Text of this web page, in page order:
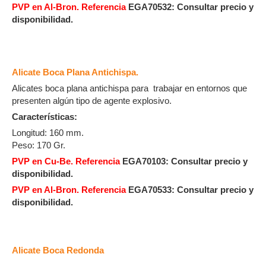
PVP en Al-Bron. ReferenciaEGA70532: Consultar precio y
disponibilidad.
Alicate Boca Plana Antichispa.
Alicates boca plana antichispa para trabajar en entornos que
presenten algún tipo de agente explosivo.
Características:
Longitud: 160 mm.
Peso: 170 Gr.
PVP en Cu-Be. ReferenciaEGA70103: Consultar precio y
disponibilidad.
PVP en Al-Bron. ReferenciaEGA70533: Consultar precio y
disponibilidad.
Alicate Boca Redonda